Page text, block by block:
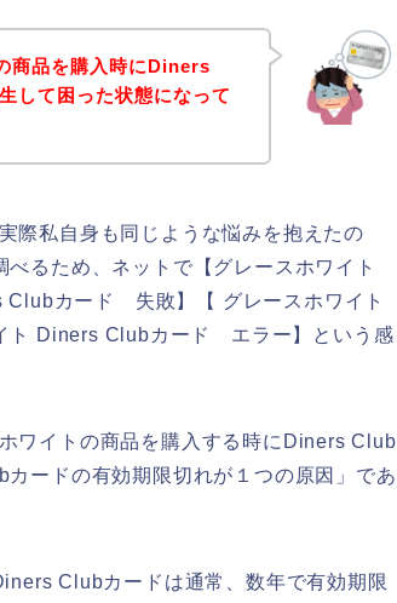
商品を購入時にDiners
して困った状態になって
際私自身も同じような悩みを抱えたの
るため、ネットで【グレースホワイト
カード 失敗】【 グレースホワイト
ト Diners Clubカード エラー】という感
ワイトの商品を購入する時にDiners Club
ードの有効期限切れが１つの原因」であ
Clubカードは通常、数年で有効期限